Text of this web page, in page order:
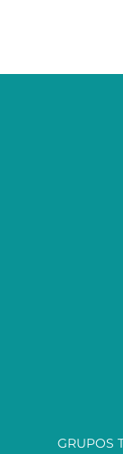
GRUPOS